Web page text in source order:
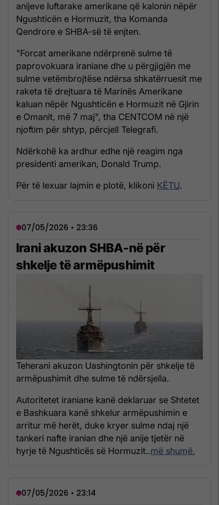
anijeve luftarake amerikane që kalonin nëpër
Ngushticën e Hormuzit, tha Komanda
Qendrore e SHBA-së të enjten.
"Forcat amerikane ndërprenë sulme të
paprovokuara iraniane dhe u përgjigjën me
sulme vetëmbrojtëse ndërsa shkatërruesit me
raketa të drejtuara të Marinës Amerikane
kaluan nëpër Ngushticën e Hormuzit në Gjirin
e Omanit, më 7 maj", tha CENTCOM në një
njoftim për shtyp, përcjell Telegrafi.
Ndërkohë ka ardhur edhe një reagim nga
presidenti amerikan, Donald Trump.
Për të lexuar lajmin e plotë, klikoni KËTU.
07/05/2026 • 23:36
Irani akuzon SHBA-në për
shkelje të armëpushimit
Teherani akuzon Uashingtonin për shkelje të
armëpushimit dhe sulme të ndërsjella.
Autoritetet iraniane kanë deklaruar se Shtetet
e Bashkuara kanë shkelur armëpushimin e
arritur më herët, duke kryer sulme ndaj një
tankeri nafte iranian dhe një anije tjetër në
hyrje të Ngushticës së Hormuzit..më shumë.
07/05/2026 • 23:14